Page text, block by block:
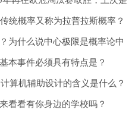
统概率又称为拉普拉斯概率？
为什么说中心极限是概率论中
本事件必须具有特点是？
算机辅助设计的含义是什么？
看看有你身边的学校吗？